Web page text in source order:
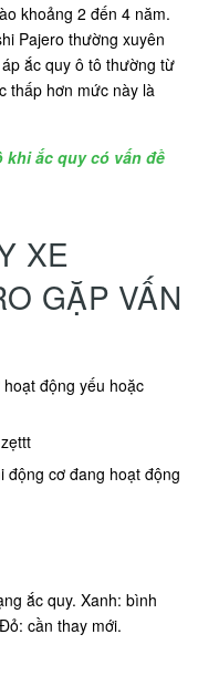
khoảng 2 đến 4 năm.
Pajero thường xuyên
ắc quy ô tô thường từ
thấp hơn mức này là
khi ắc quy có vấn đề
XE
GẶP VẤN
động yếu hoặc
cơ đang hoạt động
ắc quy. Xanh: bình
cần thay mới.